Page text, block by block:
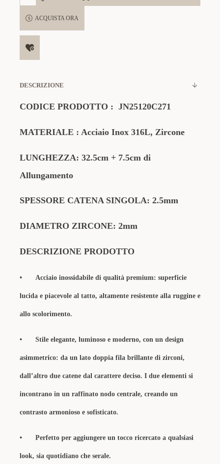
ACQUISTA ORA
DESCRIZIONE
CODICE PRODOTTO : JN25120C271
MATERIALE : Acciaio Inox 316L, Zircone
LUNGHEZZA: 32.5cm + 7.5cm di
Allungamento
SPESSORE CATENA SINGOLA: 2.5mm
DIAMETRO ZIRCONE: 2mm
DESCRIZIONE PRODOTTO
• Acciaio inossidabile di qualità premium: superficie
lucida e piacevole al tatto, altamente resistente alla ruggine e
allo scolorimento.
• Stile elegante, luminoso e moderno, con un design
asimmetrico: da un lato doppia fila brillante di zirconi,
dall’altro due catene dal carattere deciso. I due elementi si
incontrano in un raffinato nodo centrale, creando un
contrasto armonioso e sofisticato.
• Perfetto per aggiungere un tocco ricercato a qualsiasi
look, sia quotidiano che serale.